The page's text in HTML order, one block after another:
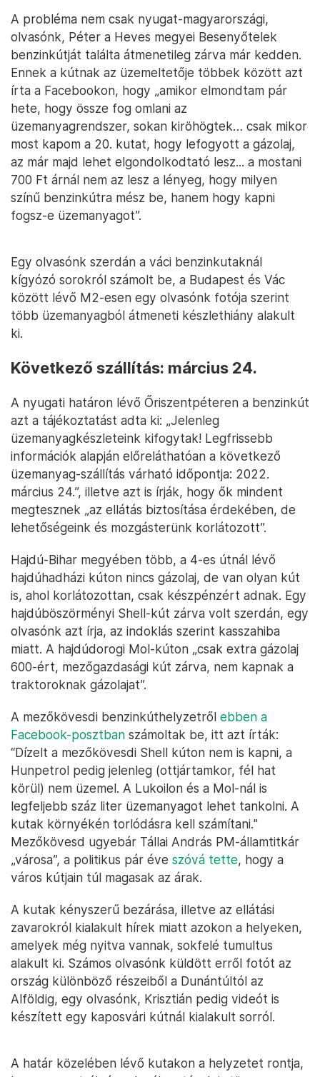
A probléma nem csak nyugat-magyarországi,
olvasónk, Péter a Heves megyei Besenyőtelek
benzinkútját találta átmenetileg zárva már kedden.
Ennek a kútnak az üzemeltetője többek között azt
írta a Facebookon, hogy „amikor elmondtam pár
hete, hogy össze fog omlani az
üzemanyagrendszer, sokan kiröhögtek… csak mikor
most kapom a 20. kutat, hogy lefogyott a gázolaj,
az már majd lehet elgondolkodtató lesz... a mostani
700 Ft árnál nem az lesz a lényeg, hogy milyen
színű benzinkútra mész be, hanem hogy kapni
fogsz-e üzemanyagot”.
Egy olvasónk szerdán a váci benzinkutaknál
kígyózó sorokról számolt be, a Budapest és Vác
között lévő M2-esen egy olvasónk fotója szerint
több üzemanyagból átmeneti készlethiány alakult
ki.
Következő szállítás: március 24.
A nyugati határon lévő Őriszentpéteren a benzinkút
azt a tájékoztatást adta ki: „Jelenleg
üzemanyagkészleteink kifogytak! Legfrissebb
információk alapján előreláthatóan a következő
üzemanyag-szállítás várható időpontja: 2022.
március 24.”, illetve azt is írják, hogy ők mindent
megtesznek „az ellátás biztosítása érdekében, de
lehetőségeink és mozgásterünk korlátozott”.
Hajdú-Bihar megyében több, a 4-es útnál lévő
hajdúhadházi kúton nincs gázolaj, de van olyan kút
is, ahol korlátozottan, csak készpénzért adnak. Egy
hajdúböszörményi Shell-kút zárva volt szerdán, egy
olvasónk azt írja, az indoklás szerint kasszahiba
miatt. A hajdúdorogi Mol-kúton „csak extra gázolaj
600-ért, mezőgazdasági kút zárva, nem kapnak a
traktoroknak gázolajat”.
A mezőkövesdi benzinkúthelyzetről ebben a
Facebook-posztban számoltak be, itt azt írták:
“Dízelt a mezőkövesdi Shell kúton nem is kapni, a
Hunpetrol pedig jelenleg (ottjártamkor, fél hat
körül) nem üzemel. A Lukoilon és a Mol-nál is
legfeljebb száz liter üzemanyagot lehet tankolni. A
kutak környékén torlódásra kell számítani."
Mezőkövesd ugyebár Tállai András PM-államtitkár
„városa”, a politikus pár éve szóvá tette, hogy a
város kútjain túl magasak az árak.
A kutak kényszerű bezárása, illetve az ellátási
zavarokról kialakult hírek miatt azokon a helyeken,
amelyek még nyitva vannak, sokfelé tumultus
alakult ki. Számos olvasónk küldött erről fotót az
ország különböző részeiből a Dunántúltól az
Alföldig, egy olvasónk, Krisztián pedig videót is
készített egy kaposvári kútnál kialakult sorról.
A határ közelében lévő kutakon a helyzetet rontja,